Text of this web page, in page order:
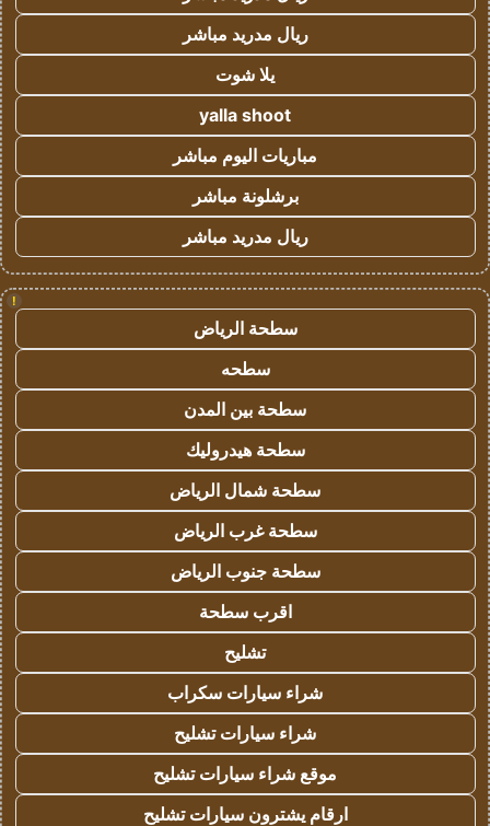
ريال مدريد مباشر
يلا شوت
yalla shoot
مباريات اليوم مباشر
برشلونة مباشر
ريال مدريد مباشر
!
سطحة الرياض
سطحه
سطحة بين المدن
سطحة هيدروليك
سطحة شمال الرياض
سطحة غرب الرياض
سطحة جنوب الرياض
اقرب سطحة
تشليح
شراء سيارات سكراب
شراء سيارات تشليح
موقع شراء سيارات تشليح
ارقام يشترون سيارات تشليح